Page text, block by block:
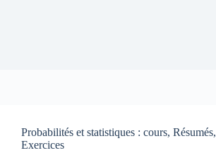
Probabilités et statistiques : cours, Résumés,
Exercices